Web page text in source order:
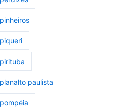
paulista